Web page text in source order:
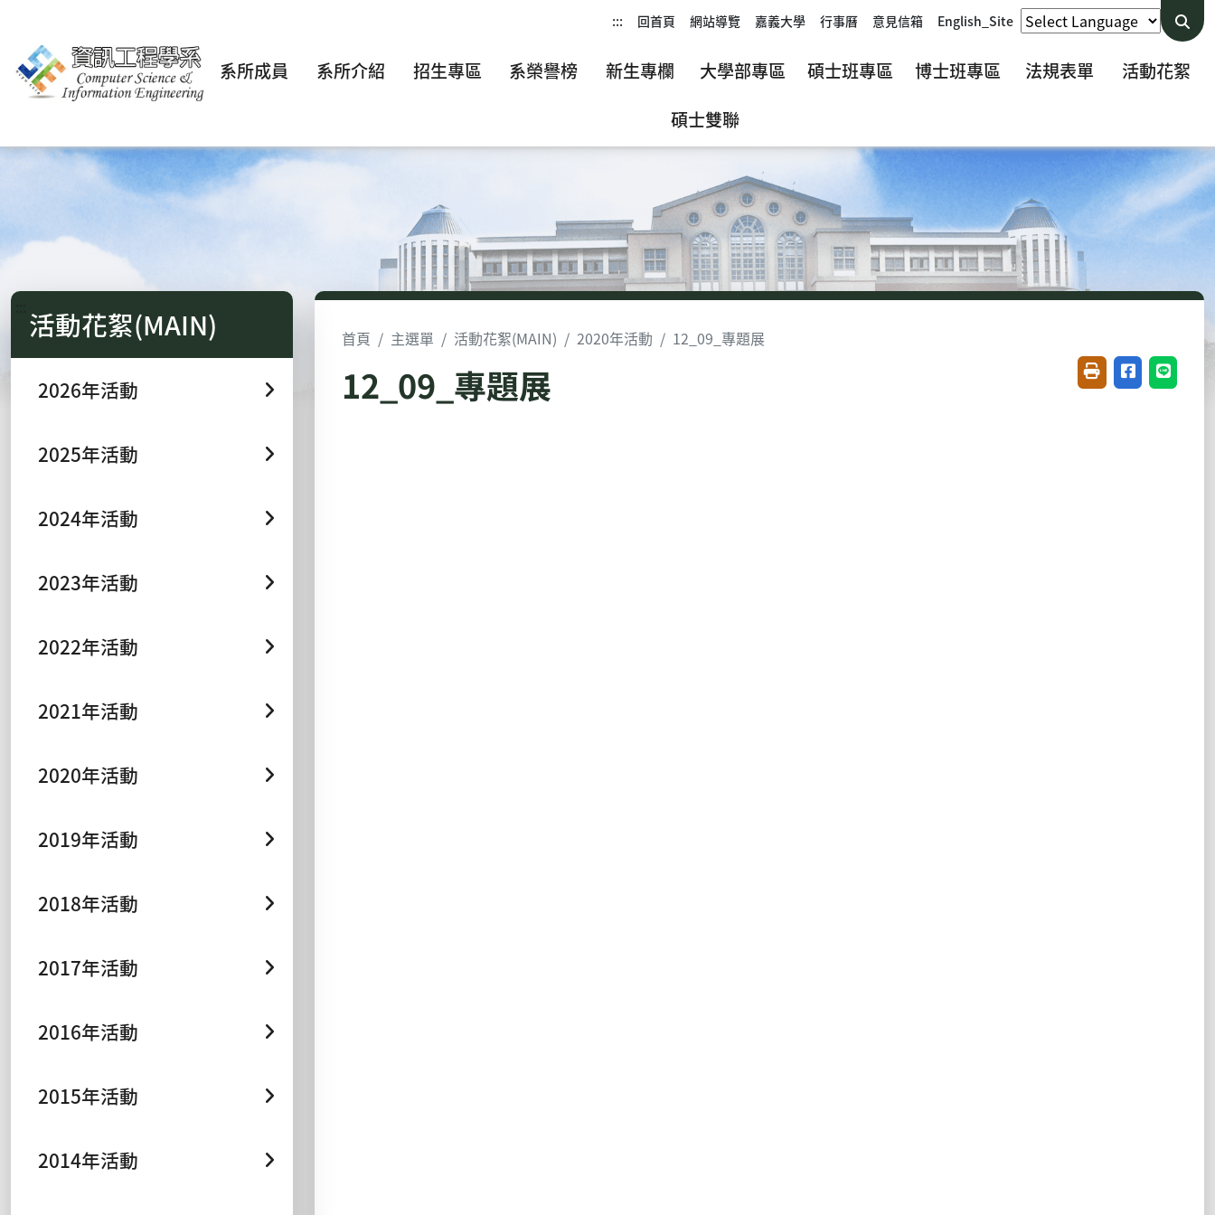
::: 回首頁 網站導覽 嘉義大學 行事曆 意見信箱 English_Site
系所成員 系所介紹 招生專區 系榮譽榜 新生專欄 大學部專區 碩士班專區 博士班專區 法規表單
活動花絮
碩士雙聯
活動花絮(MAIN)
2026年活動
2025年活動
2024年活動
2023年活動
2022年活動
2021年活動
2020年活動
2019年活動
2018年活動
2017年活動
2016年活動
2015年活動
2014年活動
首頁 主選單 活動花絮(MAIN) 2020年活動 12_09_專題展
12_09_專題展 友善列印(開新視窗)
分享至臉書(
分享至